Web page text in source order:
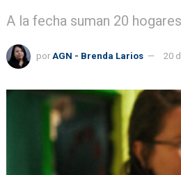
A la fecha suman 20
por AGN - Brenda Larios 20